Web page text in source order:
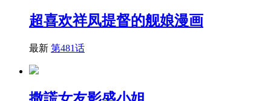
超喜欢祥凤提督的舰娘漫画
最新 第481话